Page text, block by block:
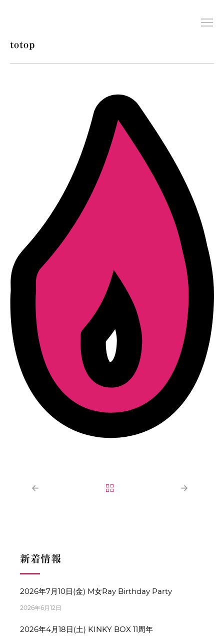
totop
新着情報
2026年7月10日(金) M女Ray Birthday Party
2026年6月12日
2026年4月18日(土) KINKY BOX 11周年